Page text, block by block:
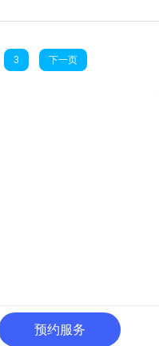
3 下一页
预约服务